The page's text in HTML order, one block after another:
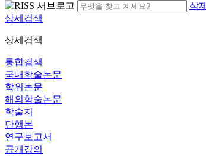
삭제
상세검색
상세검색
통합검색
국내학술논문
학위논문
해외학술논문
학술지
단행본
연구보고서
공개강의